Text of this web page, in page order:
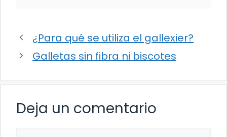
¿Para qué se utiliza el gallexier?
Galletas sin fibra ni biscotes
Deja un comentario